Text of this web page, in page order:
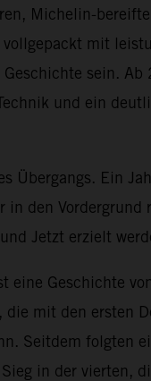
Michelin-
mit
sein.
und ein
Übergangs. Ein
in den
Jetzt erzielt
eine Geschichte
die mit den ersten
Seitdem folgten
in der vierten,